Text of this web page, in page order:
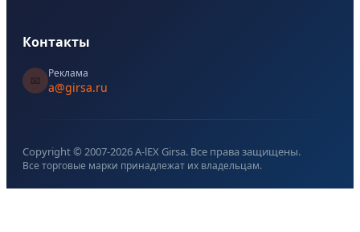
Контакты
📧
Реклама
a@girsa.ru
Copyright © 2007-2026A-lEX Girsa. Все права защищены.
Все торговые марки принадлежат их владельцам.